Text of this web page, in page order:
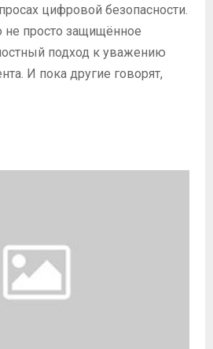
цифровой безопасности.
не просто защищённое
подход к уважению
И пока другие говорят,